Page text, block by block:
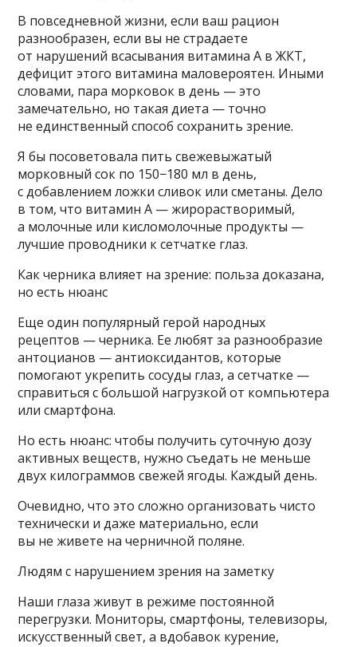
В повседневной жизни, если ваш рацион
разнообразен, если вы не страдаете
от нарушений всасывания витамина А в ЖКТ,
дефицит этого витамина маловероятен. Иными
словами, пара морковок в день — это
замечательно, но такая диета — точно
не единственный способ сохранить зрение.
Я бы посоветовала пить свежевыжатый
морковный сок по 150−180 мл в день,
с добавлением ложки сливок или сметаны. Дело
в том, что витамин А — жирорастворимый,
а молочные или кисломолочные продукты —
лучшие проводники к сетчатке глаз.
Как черника влияет на зрение: польза доказана,
но есть нюанс
Еще один популярный герой народных
рецептов — черника. Ее любят за разнообразие
антоцианов — антиоксидантов, которые
помогают укрепить сосуды глаз, а сетчатке —
справиться с большой нагрузкой от компьютера
или смартфона.
Но есть нюанс: чтобы получить суточную дозу
активных веществ, нужно съедать не меньше
двух килограммов свежей ягоды. Каждый день.
Очевидно, что это сложно организовать чисто
технически и даже материально, если
вы не живете на черничной поляне.
Людям с нарушением зрения на заметку
Наши глаза живут в режиме постоянной
перегрузки. Мониторы, смартфоны, телевизоры,
искусственный свет, а вдобавок курение,